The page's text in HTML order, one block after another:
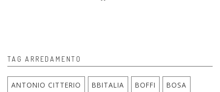
TAG ARREDAMENTO
ANTONIO CITTERIO BBITALIA BOFFI BOSA